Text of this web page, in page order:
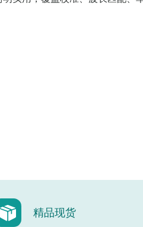
精品现货